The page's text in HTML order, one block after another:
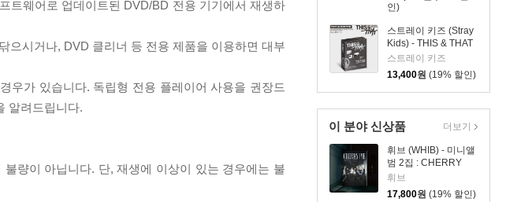
인)
스트레이 키즈 (Stray
Kids) - THIS & THAT
[FANS ALBUM VER.]
스트레이 키즈
13,400원 (19% 할인)
이 분야 신상품
휘브 (WHIB) - 미니앨
범 2집 : CHERRY
PIE [MIDNIGHT ver.]
휘브
17,800원 (19% 할인)
더보기
트웨어로 업데이트된 DVD/BD 전용 기기에서 재생하
으시거나, DVD 클리너 등 전용 제품을 이용하면 대부
우가 있습니다. 독립형 전용 플레이어 사용을 권장드
알려드립니다.
량이 아닙니다. 단, 재생에 이상이 있는 경우에는 불